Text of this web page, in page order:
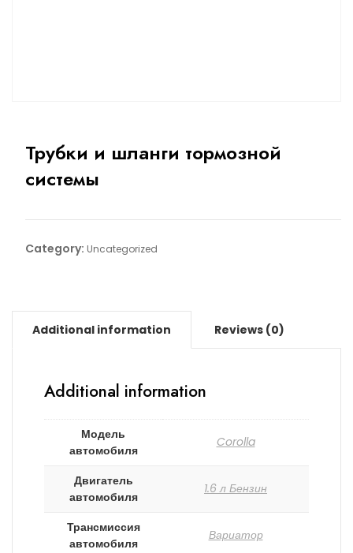
Трубки и шланги тормозной
системы
Category: Uncategorized
Additional information Reviews (0)
Additional information
Модель
автомобиля
Corolla
Двигатель
автомобиля
1.6 л Бензин
Трансмиссия
автомобиля
Вариатор